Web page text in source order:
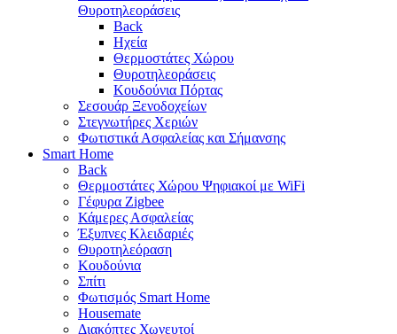
Θυροτηλεοράσεις
Back
Ηχεία
Θερμοστάτες Χώρου
Θυροτηλεοράσεις
Κουδούνια Πόρτας
Σεσουάρ Ξενοδοχείων
Στεγνωτήρες Χεριών
Φωτιστικά Ασφαλείας και Σήμανσης
Smart Home
Back
Θερμοστάτες Χώρου Ψηφιακοί με WiFi
Γέφυρα Zigbee
Κάμερες Ασφαλείας
Έξυπνες Κλειδαριές
Θυροτηλεόραση
Κουδούνια
Σπίτι
Φωτισμός Smart Home
Housemate
Διακόπτες Χωνευτοί